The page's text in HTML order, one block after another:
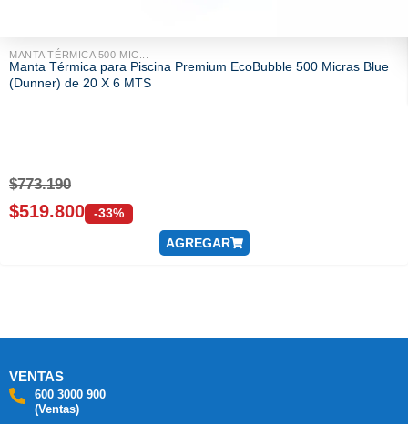
MANTA TÉRMICA 500 MIC...
Manta Térmica para Piscina Premium EcoBubble 500 Micras Blue
(Dunner) de 20 X 6 MTS
$773.190
$519.800 -33%
AGREGAR
VENTAS
600 3000 900
(Ventas)